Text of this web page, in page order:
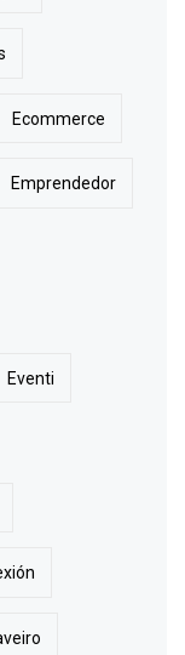
Ecommerce
Emprendedor
Eventi